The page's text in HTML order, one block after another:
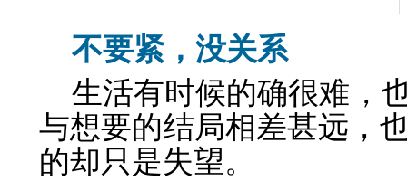
不要紧，没关系
生活有时候的确很难，
与想要的结局相差甚远，
的却只是失望。